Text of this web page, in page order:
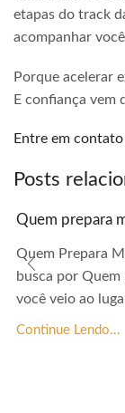
etapas do track
acompanhar
Porque acelerar
E confiança vem
Entre em
Posts
Quem prepara
Quem Prepara
busca por
você veio ao
Continue Lendo...